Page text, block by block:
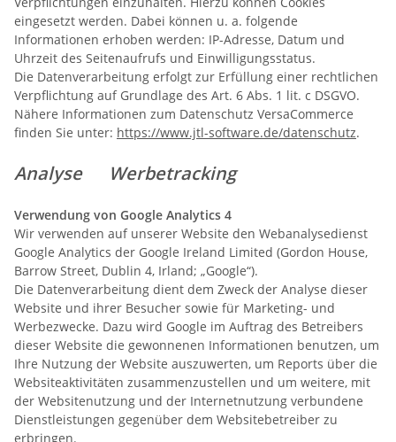
eingesetzt werden. Dabei können u. a. folgende
Informationen erhoben werden: IP-Adresse, Datum und
Uhrzeit des Seitenaufrufs und Einwilligungsstatus.
Die Datenverarbeitung erfolgt zur Erfüllung einer rechtlichen
Verpflichtung auf Grundlage des Art. 6 Abs. 1 lit. c DSGVO.
Nähere Informationen zum Datenschutz VersaCommerce
finden Sie unter: https://www.jtl-software.de/datenschutz.
Analyse Werbetracking
Verwendung von Google Analytics 4
Wir verwenden auf unserer Website den Webanalysedienst
Google Analytics der Google Ireland Limited (Gordon House,
Barrow Street, Dublin 4, Irland; „Google“).
Die Datenverarbeitung dient dem Zweck der Analyse dieser
Website und ihrer Besucher sowie für Marketing- und
Werbezwecke. Dazu wird Google im Auftrag des Betreibers
dieser Website die gewonnenen Informationen benutzen, um
Ihre Nutzung der Website auszuwerten, um Reports über die
Websiteaktivitäten zusammenzustellen und um weitere, mit
der Websitenutzung und der Internetnutzung verbundene
Dienstleistungen gegenüber dem Websitebetreiber zu
erbringen.